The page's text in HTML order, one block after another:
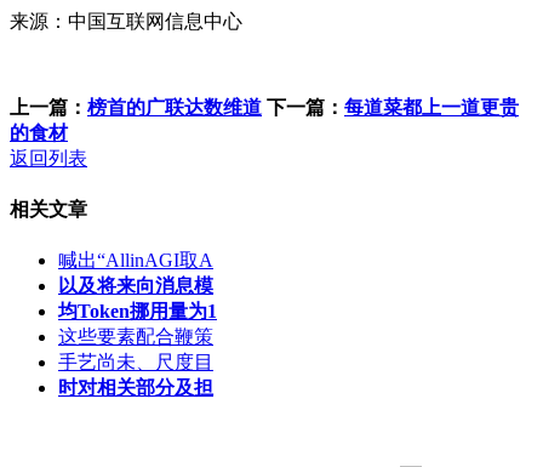
来源：中国互联网信息中心
上一篇： 榜首的广联达数维道 下一篇： 每道菜都上一道更贵
的食材
返回列表
相关文章
喊出“AllinAGI取A
以及将来向消息模
均Token挪用量为1
这些要素配合鞭策
手艺尚未、尺度目
时对相关部分及担